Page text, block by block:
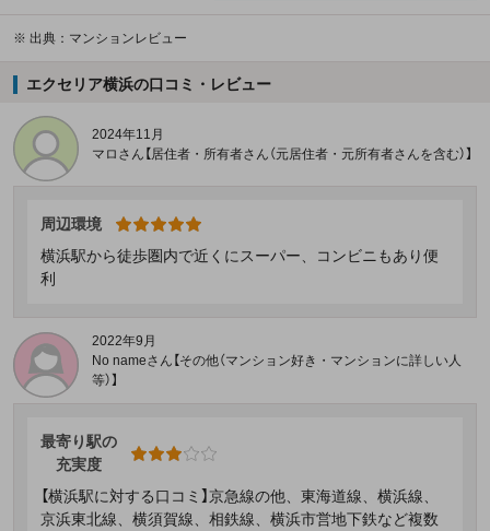
※ 出典：マンションレビュー
エクセリア横浜の口コミ・レビュー
2024年11月
マロさん【居住者・所有者さん（元居住者・元所有者さんを含む）】
周辺環境
横浜駅から徒歩圏内で近くにスーパー、コンビニもあり便
利
2022年9月
No nameさん【その他（マンション好き・マンションに詳しい人
等）】
最寄り駅の
充実度
【横浜駅に対する口コミ】京急線の他、東海道線、横浜線、
京浜東北線、横須賀線、相鉄線、横浜市営地下鉄など複数